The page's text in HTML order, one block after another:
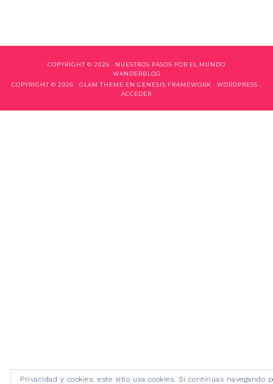
COPYRIGHT © 2026 · NUESTROS PASOS POR EL MUNDO
WANDERBLOG
COPYRIGHT © 2026 · GLAM THEME EN GENESIS FRAMEWORK · WORDPRESS ·
ACCEDER
Privacidad y cookies: este sitio usa cookies. Si continúas navegando